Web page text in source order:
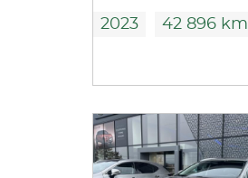
2023 42 896 km